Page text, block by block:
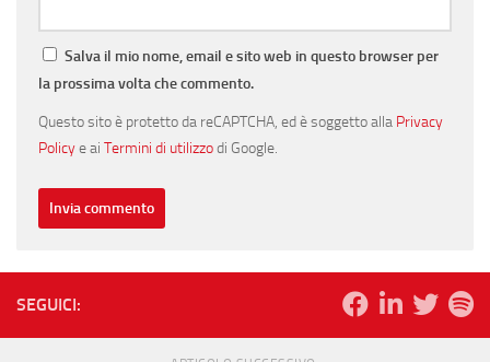
Salva il mio nome, email e sito web in questo browser per
la prossima volta che commento.
Questo sito è protetto da reCAPTCHA, ed è soggetto alla Privacy
Policye ai Termini di utilizzodi Google.
SEGUICI: